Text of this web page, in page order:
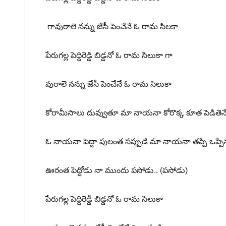
గావురాలె నన్ను జేసీ పెంచేనే ఓ రామ సిలకా
పేరుగల్ల పెద్దిరెడ్డి బిడ్డనో ఓ రామ సిలుకా గా
వురాలె నన్ను జేసీ పెంచేనే ఓ రామ సిలుకా
కోరామీసాలు దువ్వుతూ మా నాయనా కోరొక్క కూత
ఓ నాయనా పెద్దా పులంత సప్పుడే మా నాయనా తప్పే
ఊరంత పెద్దోడు నా ముందు పసోడు.. (పసోడు)
పేరుగల్ల పెద్దిరెడ్డీ బిడ్డనో ఓ రామ సిలుకా